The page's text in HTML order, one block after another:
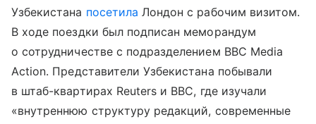
Узбекистана посетила Лондон с рабочим визитом.
В ходе поездки был подписан меморандум
о сотрудничестве с подразделением BBC Media
Action. Представители Узбекистана побывали
в штаб-квартирах Reuters и BBC, где изучали
«внутреннюю структуру редакций, современные